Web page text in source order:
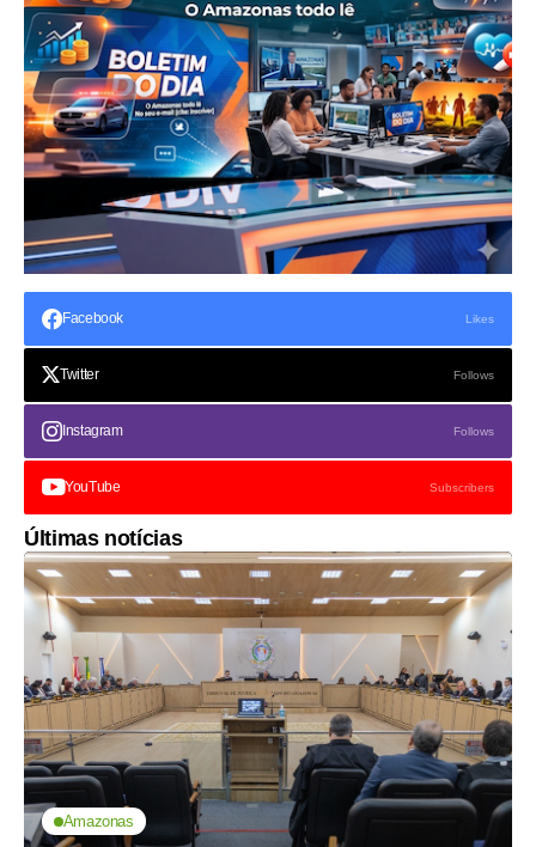
Facebook Likes
Twitter Follows
Instagram Follows
YouTube Subscribers
Últimas notícias
Amazonas